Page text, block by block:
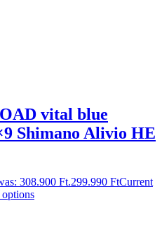
vital blue
Shimano Alivio HE
308.900 Ft.299.990 FtCurrent
options